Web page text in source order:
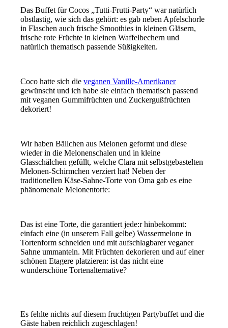
Das Buffet für Cocos „Tutti-Frutti-Party“ war natürlich
obstlastig, wie sich das gehört: es gab neben Apfelschorle
in Flaschen auch frische Smoothies in kleinen Gläsern,
frische rote Früchte in kleinen Waffelbechern und
natürlich thematisch passende Süßigkeiten.
Coco hatte sich dieveganen Vanille-Amerikaner
gewünscht und ich habe sie einfach thematisch passend
mit veganen Gummifrüchten und Zuckergußfrüchten
dekoriert!
Wir haben Bällchen aus Melonen geformt und diese
wieder in die Melonenschalen und in kleine
Glasschälchen gefüllt, welche Clara mit selbstgebastelten
Melonen-Schirmchen verziert hat! Neben der
traditionellen Käse-Sahne-Torte von Oma gab es eine
phänomenale Melonentorte:
Das ist eine Torte, die garantiert jede:r hinbekommt:
einfach eine (in unserem Fall gelbe) Wassermelone in
Tortenform schneiden und mit aufschlagbarer veganer
Sahne ummanteln. Mit Früchten dekorieren und auf einer
schönen Etagere platzieren: ist das nicht eine
wunderschöne Tortenalternative?
Es fehlte nichts auf diesem fruchtigen Partybuffet und die
Gäste haben reichlich zugeschlagen!